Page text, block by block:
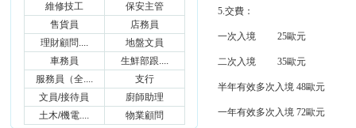
5.交費：
一次入境 25歐元
二次入境 35歐元
半年有效多次入境 48歐元
一年有效多次入境 72歐元
維修技工
保安主管
售貨員
店務員
理財顧問....
地盤文員
車務員
生鮮部跟....
服務員（全....
支行
文員/接待員
廚師助理
土木/機電....
物業顧問